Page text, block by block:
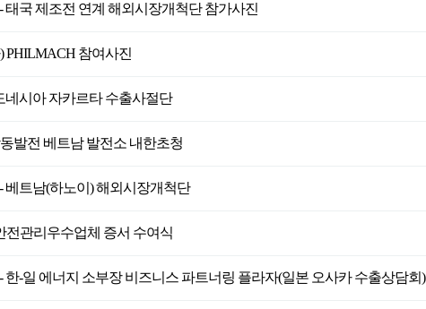
태국 제조전 연계 해외시장개척단 참가사진
PHILMACH 참여사진
네시아 자카르타 수출사절단
발전 베트남 발전소 내한초청
베트남(하노이) 해외시장개척단
전관리우수업체 증서 수여식
한-일 에너지 소부장 비즈니스 파트너링 플라자(일본 오사카 수출상담회)